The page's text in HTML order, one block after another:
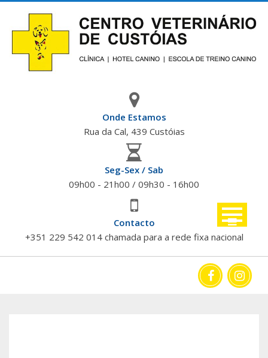
content
Onde Estamos
Rua da Cal, 439 Custóias
Seg-Sex / Sab
09h00 - 21h00 / 09h30 - 16h00
Contacto
+351 229 542 014 chamada para a rede fixa nacional